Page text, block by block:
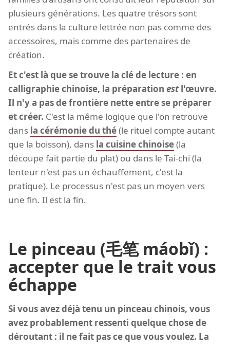
plusieurs générations. Les quatre trésors sont
entrés dans la culture lettrée non pas comme des
accessoires, mais comme des partenaires de
création.
Et c'est là que se trouve la clé de lecture : en
calligraphie chinoise, la préparation estl'œuvre.
Il n'y a pas de frontière nette entre se préparer
et créer. C'est la même logique que l'on retrouve
dans la cérémonie du thé(le rituel compte autant
que la boisson), dans la cuisine chinoise(la
découpe fait partie du plat) ou dans le Tai-chi (la
lenteur n'est pas un échauffement, c'est la
pratique). Le processus n'est pas un moyen vers
une fin. Il est la fin.
Le pinceau (毛笔 máobǐ) :
accepter que le trait vous
échappe
Si vous avez déjà tenu un pinceau chinois, vous
avez probablement ressenti quelque chose de
déroutant : il ne fait pas ce que vous voulez. La